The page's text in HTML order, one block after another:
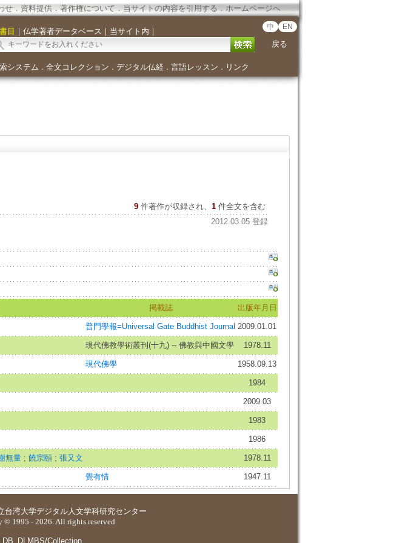
せ． 資料提供．著作権について．当サイトの内容を引用する．ホームページへ
書目 ｜ 仏学著者データベース ｜ 当サイト内 ｜ 中 EN
戻る
システム ． 全文コレクション ． デジタル仏経． 言語レッスン ． リンク
9 件著作が収録され、 1件全文を含む
2012.03.05 登録
掲載誌 出版年月日
普門學報=Universal Gate Buddhist Journal 2009.01.01
現代佛教學術叢刊(十九) -- 佛教與中國文學 1978.11
現代佛學 1958.09.13
1984
2009.03
1983
1986
無量 ; 饒宗頤 ; 張又文 1978.11
覺有情 1947.11
台湾大学デジタル人文学科研究センター
1995 - 2026. All rights reserved
Collection